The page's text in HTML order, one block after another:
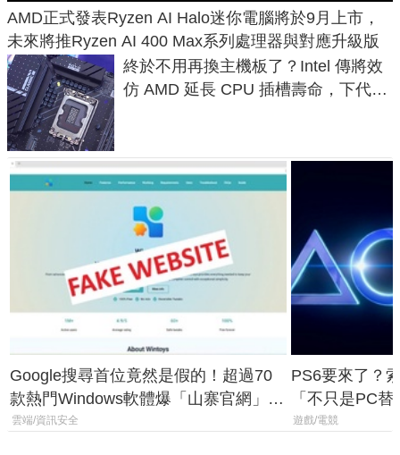
AMD正式發表Ryzen AI Halo迷你電腦將於9月上市，
未來將推Ryzen AI 400 Max系列處理器與對應升級版
終於不用再換主機板了？Intel 傳將效
仿 AMD 延長 CPU 插槽壽命，下代
Google搜尋首位竟然是假的！超過70
款熱門Windows軟體爆「山寨官網」危
機
雲端/資訊安全
PS6要來了？
「不只是PC
廳、進軍電競
遊戲/電競